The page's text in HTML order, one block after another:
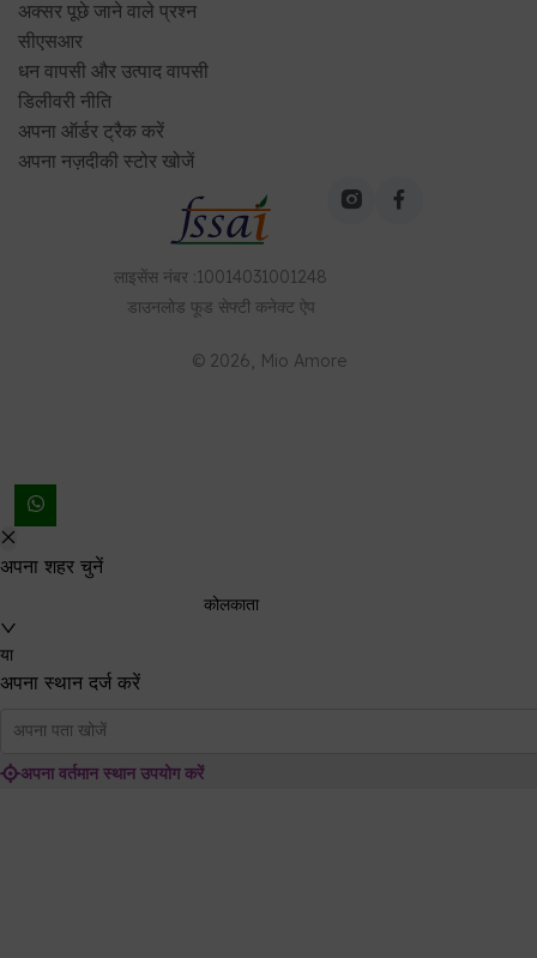
अक्सर पूछे जाने वाले प्रश्न
सीएसआर
धन वापसी और उत्पाद वापसी
डिलीवरी नीति
अपना ऑर्डर ट्रैक करें
अपना नज़दीकी स्टोर खोजें
लाइसेंस नंबर :10014031001248
डाउनलोड फूड सेफ्टी कनेक्ट ऐप
© 2026 , Mio Amore
अपना शहर चुनें
कोलकाता
या
अपना स्थान दर्ज करें
अपना पता खोजें
अपना वर्तमान स्थान उपयोग करें